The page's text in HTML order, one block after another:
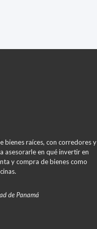
bienes raíces, con corredores y
asesorarle en qué invertir en
y compra de bienes como
de Panamá